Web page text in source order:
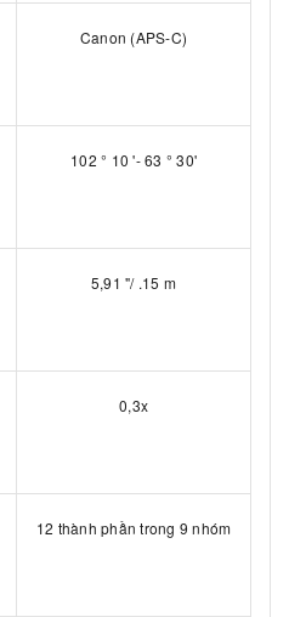
Canon (APS-C)
102 ° 10 '- 63 ° 30'
5,91 "/ .15 m
0,3x
12 thành phần trong 9 nhóm